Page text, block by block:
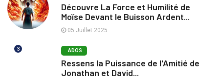
Découvre La Force et Humilité de
Moïse Devant le Buisson Ardent...
05 Juillet 2025
3 ADOS
Ressens la Puissance de l'Amitié de
Jonathan et David...